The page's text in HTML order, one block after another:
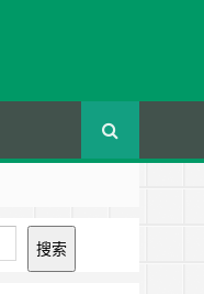
搜索